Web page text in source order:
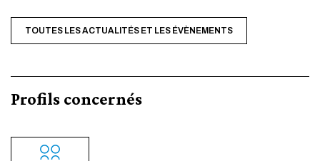
TOUTES LES ACTUALITÉS ET LES ÉVÈNEMENTS
Profils concernés